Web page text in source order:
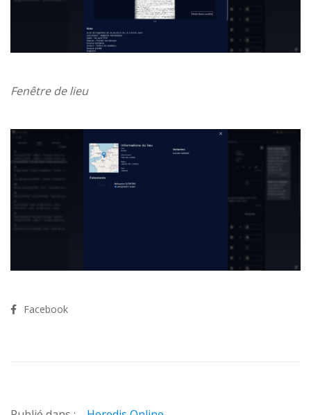
Fenêtre de lieu
Facebook